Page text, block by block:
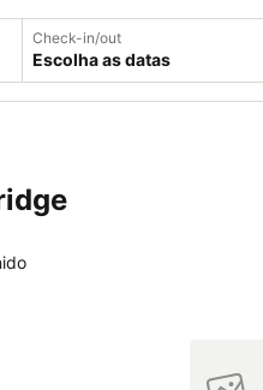
Check-in/out
Escolha as datas